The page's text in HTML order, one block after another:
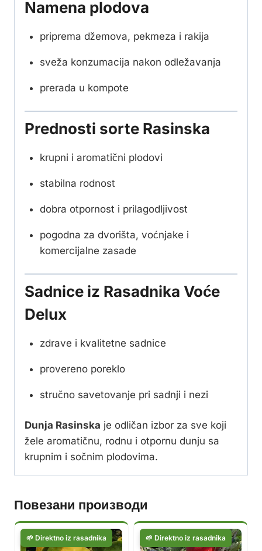
Namena plodova
priprema džemova, pekmeza i rakija
sveža konzumacija nakon odležavanja
prerada u kompote
Prednosti sorte Rasinska
krupni i aromatični plodovi
stabilna rodnost
dobra otpornost i prilagodljivost
pogodna za dvorišta, voćnjake i
komercijalne zasade
Sadnice iz Rasadnika Voće
Delux
zdrave i kvalitetne sadnice
provereno poreklo
stručno savetovanje pri sadnji i nezi
Dunja Rasinska je odličan izbor za sve koji
žele aromatičnu, rodnu i otpornu dunju sa
krupnim i sočnim plodovima.
Повезани производи